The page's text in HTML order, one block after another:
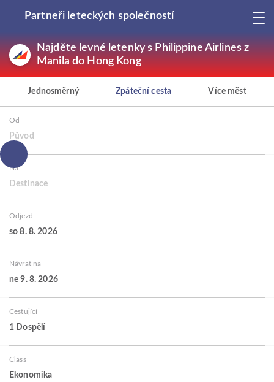
Partneři leteckých společností
Najděte levné letenky s Philippine Airlines z
Manila do Hong Kong
Jednosměrný Zpáteční cesta Více měst
Od
Původ
Na
Destinace
Odjezd
so 8. 8. 2026
Návrat na
ne 9. 8. 2026
Cestující
1 Dospělí
Class
Ekonomika